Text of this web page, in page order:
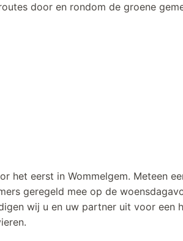
door en rondom de groene
het eerst in Wommelgem. Meteen
geregeld mee op de
wij u en uw partner uit voor een